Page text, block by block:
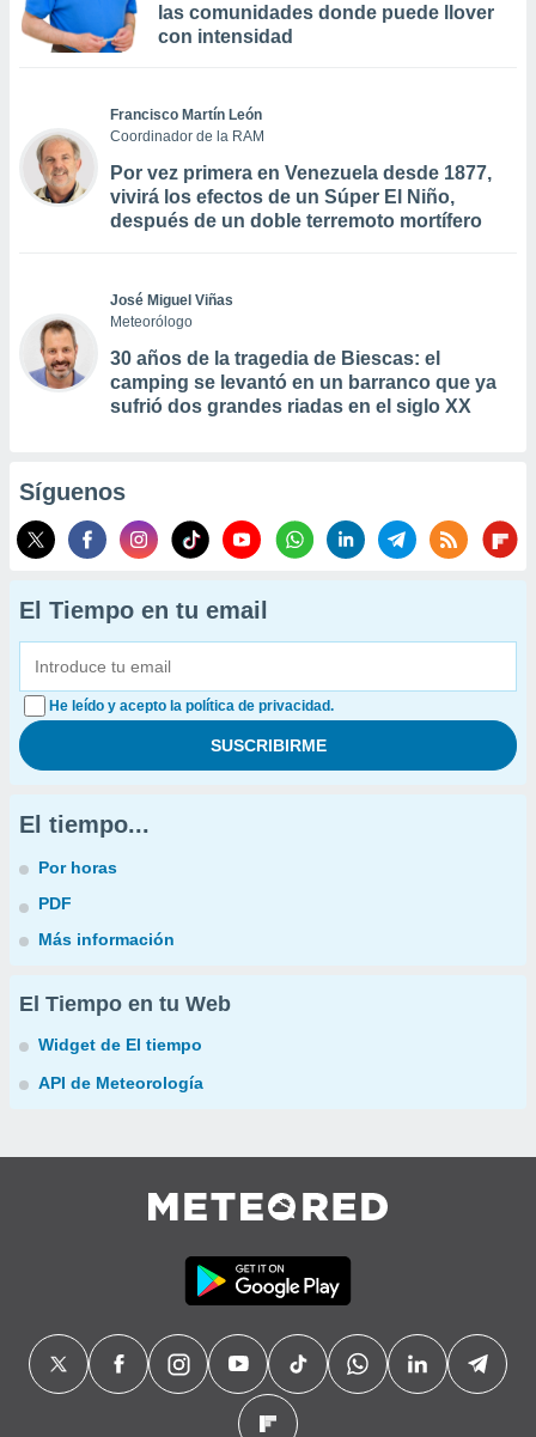
las comunidades donde puede llover
con intensidad
Francisco Martín León
Coordinador de la RAM
Por vez primera en Venezuela desde 1877,
vivirá los efectos de un Súper El Niño,
después de un doble terremoto mortífero
José Miguel Viñas
Meteorólogo
30 años de la tragedia de Biescas: el
camping se levantó en un barranco que ya
sufrió dos grandes riadas en el siglo XX
Síguenos
El Tiempo en tu email
He leído y acepto la política de privacidad.
El tiempo...
Por horas
PDF
Más información
El Tiempo en tu Web
Widget de El tiempo
API de Meteorología